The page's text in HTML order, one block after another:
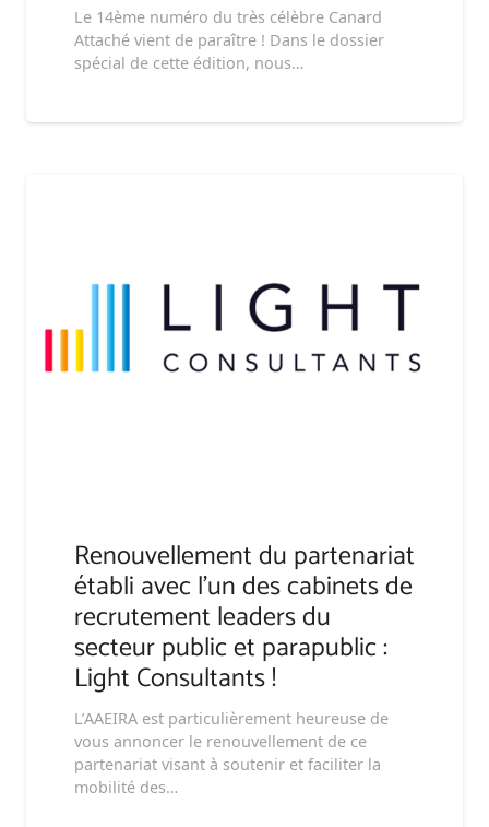
Le 14ème numéro du très célèbre Canard
Attaché vient de paraître ! Dans le dossier
spécial de cette édition, nous…
Renouvellement du partenariat
établi avec l’un des cabinets de
recrutement leaders du
secteur public et parapublic :
Light Consultants !
L’AAEIRA est particulièrement heureuse de
vous annoncer le renouvellement de ce
partenariat visant à soutenir et faciliter la
mobilité des…